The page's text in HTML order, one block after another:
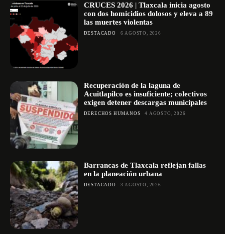
CRUCES 2026 | Tlaxcala inicia agosto
con dos homicidios dolosos y eleva a 89
las muertes violentas
DESTACADO 6 AGOSTO, 2026
Recuperación de la laguna de
Acuitlapilco es insuficiente; colectivos
exigen detener descargas municipales
DERECHOS HUMANOS 4 AGOSTO, 2026
Barrancas de Tlaxcala reflejan fallas
en la planeación urbana
DESTACADO 3 AGOSTO, 2026